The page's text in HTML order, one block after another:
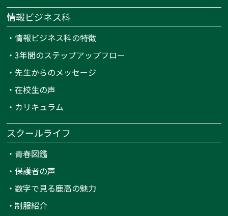
情報ビジネス科
・情報ビジネス科の特徴
・3年間のステップアップフロー
・先生からのメッセージ
・在校生の声
・ カリキュラム
スクールライフ
・ 青春図鑑
・保護者の声
・数字で見る鹿高の魅力
・制服紹介